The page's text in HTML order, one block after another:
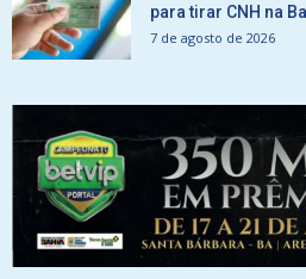
para tirar CNH na
7 de agosto de 2026